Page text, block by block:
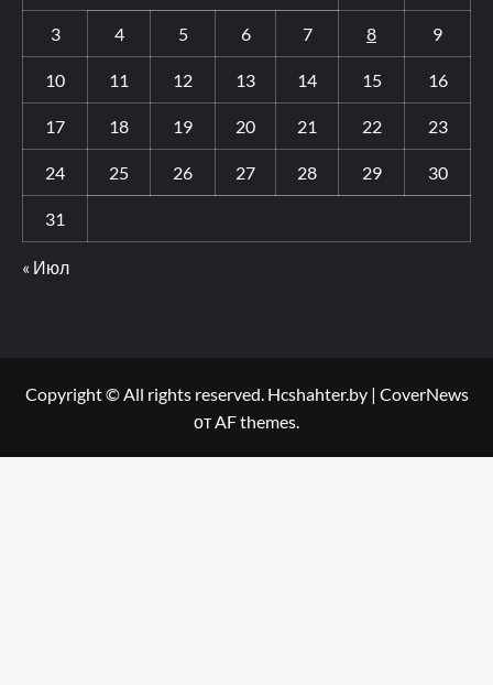
3 4 5 6 7 8 9
10 11 12 13 14 15 16
17 18 19 20 21 22 23
24 25 26 27 28 29 30
31
« Июл
Copyright © All rights reserved. Hcshahter.by | CoverNews
от AF themes.